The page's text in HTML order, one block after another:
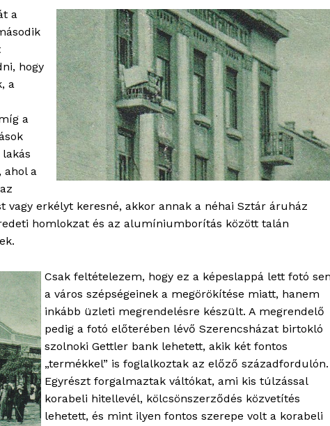
Hasznos
bSZ fiók
Előfizetés
Kapcsolat
Adatkezelési tájékoztató
Hirdetés
a
hogy
a
a
ahol a
erkélyt keresné, akkor annak a néhai Sztár áruház
homlokzat és az alumíniumborítás között talán
Csak feltételezem, hogy ez a képeslappá lett fotó
a város szépségeinek a megörökítése miatt, hanem
inkább üzleti megrendelésre készült. A megrendelő
pedig a fotó előterében lévő Szerencsházat birtokló
szolnoki Gettler bank lehetett, akik két fontos
„termékkel” is foglalkoztak az előző századfordulón.
Egyrészt forgalmaztak váltókat, ami kis túlzással
korabeli hitellevél, kölcsönszerződés közvetítés
lehetett, és mint ilyen fontos szerepe volt a korabeli